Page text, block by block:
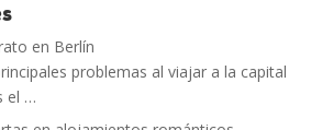
en Berlín
problemas al viajar a la capital
el …